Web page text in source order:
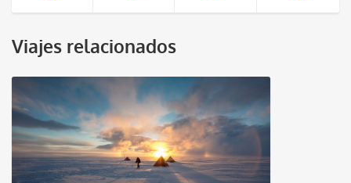
Viajes relacionados